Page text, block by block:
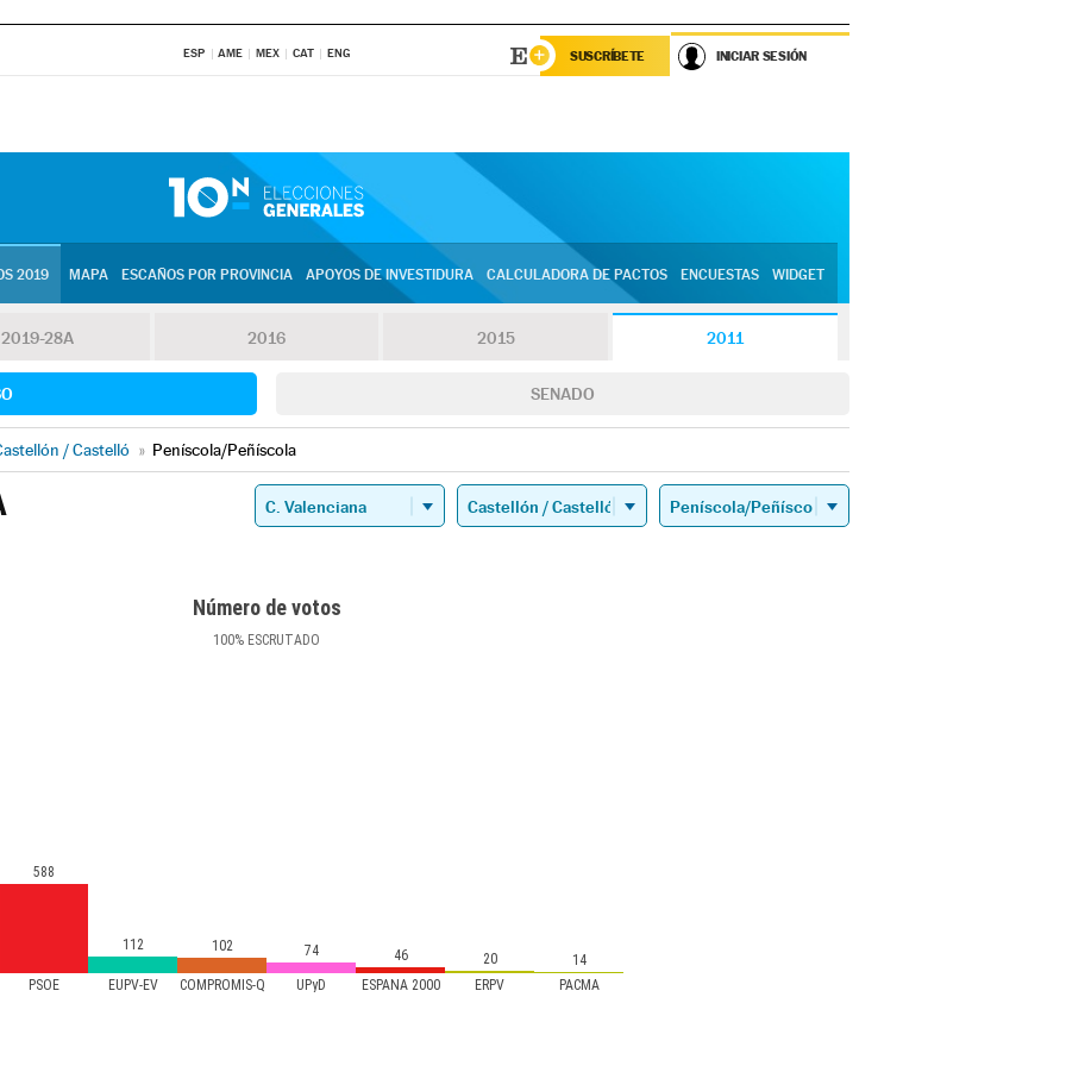
ESP AME MEX CAT ENG SUSCRÍBETE INICIAR SESIÓN
2019 MAPA ESCAÑOS POR PROVINCIA APOYOS DE INVESTIDURA CALCULADORA DE PACTOS ENCUESTAS WIDGET
2019-28A 2016 2015 2011
SENADO
/ Castelló » Peníscola/Peñíscola
Número de votos
100% ESCRUTADO
PSOE EUPV-EV COMPROMÍS-Q UPyD ESPAÑA 2000 ERPV PACMA
588
112 102 74 46 20 14